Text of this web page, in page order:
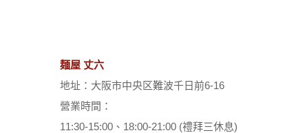
麺屋 丈六
地址：大阪市中央区難波千日前6-16
營業時間：
11:30-15:00、18:00-21:00 (禮拜三休息)